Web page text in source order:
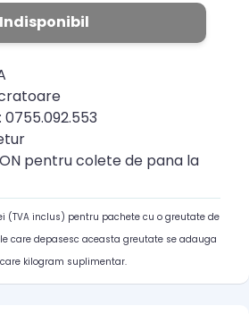
pentru colete de pana la
(TVA inclus) pentru pachete cu o greutate de
care depasesc aceasta greutate se adauga
kilogram suplimentar.